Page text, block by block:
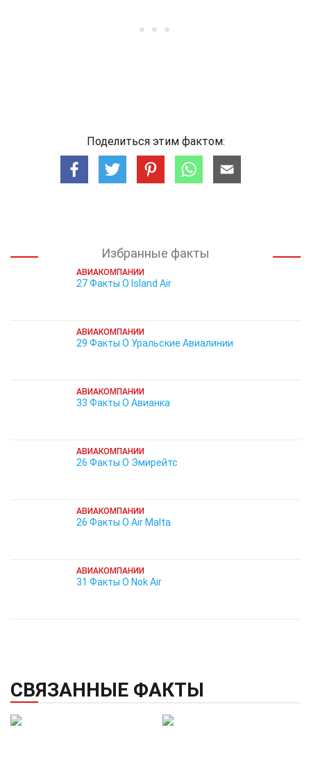
Поделиться этим фактом:
Избранные факты
АВИАКОМПАНИИ
27 Факты О Island Air
АВИАКОМПАНИИ
29 Факты О Уральские Авиалинии
АВИАКОМПАНИИ
33 Факты О Авианка
АВИАКОМПАНИИ
26 Факты О Эмирейтс
АВИАКОМПАНИИ
26 Факты О Air Malta
АВИАКОМПАНИИ
31 Факты О Nok Air
СВЯЗАННЫЕ ФАКТЫ